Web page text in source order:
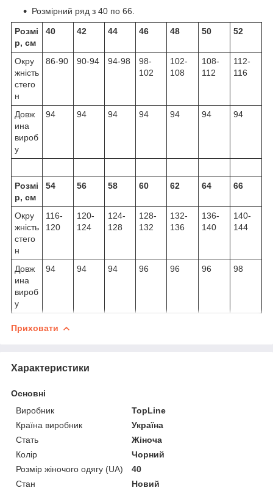
Розмірний ряд з 40 по 66.
Розмі
р, см
40 42 44 46 48 50 52
Окру
жність
стего
н
86-90 90-94 94-98
98-
102
102-
108
108-
112
112-
116
Довж
ина
вироб
у
94 94 94 94 94 94 94
Розмі
р, см
54 56 58 60 62 64 66
Окру
жність
стего
н
116-
120
120-
124
124-
128
128-
132
132-
136
136-
140
140-
144
Довж
ина
вироб
у
94 94 94 96 96 96 98
Приховати
Характеристики
Основні
Виробник
TopLine
Країна виробник
Україна
Стать
Жіноча
Колір
Чорний
Розмір жіночого одягу (UA)
40
Стан
Новий